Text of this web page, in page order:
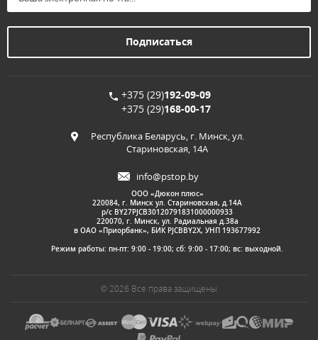
+375 (29)192-09-09
+375 (29)168-00-17
Республика Беларусь, г. Минск, ул.
Стариновская, 14А
info@pstop.by
ООО «Дюкон плюс»
220084, г. Минск ул. Стариновская, д.14А
р/с BY27PJCB30120791831000000933
220070, г. Минск, ул. Радиальная д.38а
в ОАО «Приорбанк», БИК PJCBBY2X, УНП 193677992
Режим работы: пн-пт: 9:00 - 19:00; сб: 9:00 - 17:00; вс: выходной.
© 2026 Все права защищены